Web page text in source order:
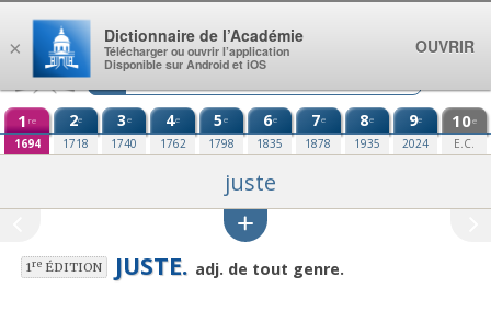
Aller au contenu
1 re
1694
2e
1718
3e
1740
4e
1762
5e
1798
6e
1835
7e
1878
8e
1935
9e
2024
10e
E.C.
juste
1reÉDITION JUSTE. adj. de tout genre.
×
Dictionnaire de l’Académie
Télécharger ou ouvrir l’application
Disponible sur Android et iOS
OUVRIR